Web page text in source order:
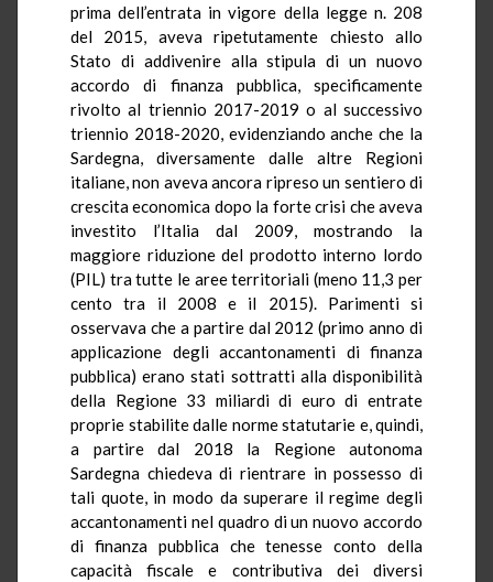
prima dell’entrata in vigore della legge n. 208
del 2015, aveva ripetutamente chiesto allo
Stato di addivenire alla stipula di un nuovo
accordo di finanza pubblica, specificamente
rivolto al triennio 2017-2019 o al successivo
triennio 2018-2020, evidenziando anche che la
Sardegna, diversamente dalle altre Regioni
italiane, non aveva ancora ripreso un sentiero di
crescita economica dopo la forte crisi che aveva
investito l’Italia dal 2009, mostrando la
maggiore riduzione del prodotto interno lordo
(PIL) tra tutte le aree territoriali (meno 11,3 per
cento tra il 2008 e il 2015). Parimenti si
osservava che a partire dal 2012 (primo anno di
applicazione degli accantonamenti di finanza
pubblica) erano stati sottratti alla disponibilità
della Regione 33 miliardi di euro di entrate
proprie stabilite dalle norme statutarie e, quindi,
a partire dal 2018 la Regione autonoma
Sardegna chiedeva di rientrare in possesso di
tali quote, in modo da superare il regime degli
accantonamenti nel quadro di un nuovo accordo
di finanza pubblica che tenesse conto della
capacità fiscale e contributiva dei diversi